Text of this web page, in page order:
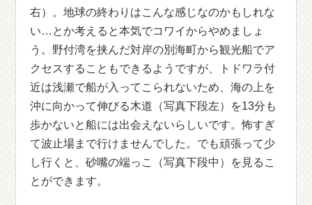
右）。地球の終わりはこんな感じなのかもしれな
い…とか考えると本気でコワイからやめましょ
う。野付湾を挟んだ対岸の別海町から観光船でア
クセスすることもできるようですが、トドワラ付
近は浅瀬で船が入ってこられないため、海の上を
沖に向かって伸びる木道（写真下段左）を13分も
歩かないと船には出会えないらしいです。怖すぎ
て波止場まで行けませんでした。でも頑張って少
し行くと、砂嘴の端っこ（写真下段中）を見るこ
とができます。